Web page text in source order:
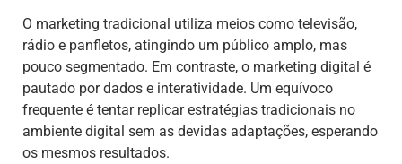
O marketing tradicional utiliza meios como televisão,
rádio e panfletos, atingindo um público amplo, mas
pouco segmentado. Em contraste, o marketing digital é
pautado por dados e interatividade. Um equívoco
frequente é tentar replicar estratégias tradicionais no
ambiente digital sem as devidas adaptações, esperando
os mesmos resultados.